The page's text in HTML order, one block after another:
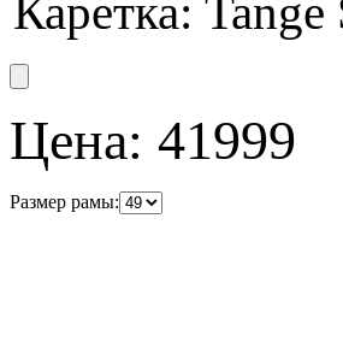
Каретка:
Цена: 41999
Размер рамы: